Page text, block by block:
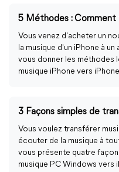
Vous venez d'acheter un
la musique d'un iPhone à
vous donner les méthodes
musique iPhone vers
Vous voulez transférer
écouter de la musique à
vous présente quatre
musique PC Windows vers